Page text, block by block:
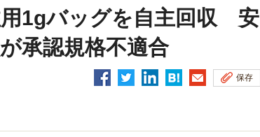
用1gバッグを自主回収 安
承認規格不適合
保存